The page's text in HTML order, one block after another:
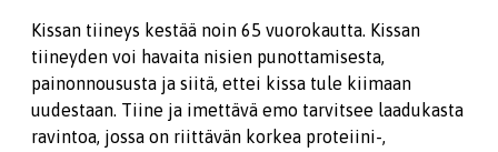
Kissan tiineys kestää noin 65 vuorokautta. Kissan
tiineyden voi havaita nisien punottamisesta,
painonnoususta ja siitä, ettei kissa tule kiimaan
uudestaan. Tiine ja imettävä emo tarvitsee laadukasta
ravintoa, jossa on riittävän korkea proteiini-,